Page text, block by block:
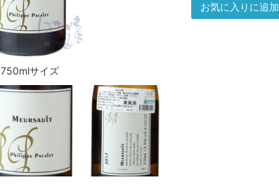
750mlサイズ
お気に入りに追加